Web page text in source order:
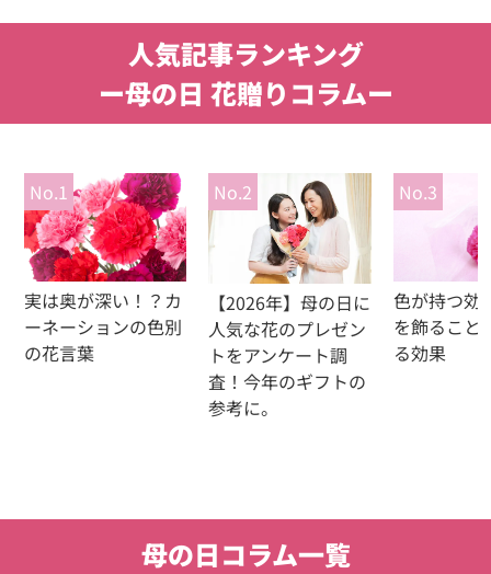
人気記事ランキング
ー母の日 花贈りコラムー
No.1
実は奥が深い！？カ
ーネーションの色別
の花言葉
No.2
【2026年】母の日に
人気な花のプレゼン
トをアンケート調
査！今年のギフトの
参考に。
No.3
色が持つ効
を飾ること
る効果
母の日コラム一覧